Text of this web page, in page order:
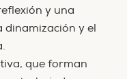
y una
dinamización y el
que forman